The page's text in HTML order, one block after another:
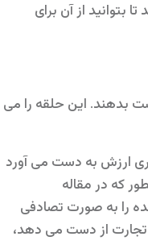
بتوانید از آن برای
بدهند. این حلقه را می
ارزش به دست می آورد
که در مقاله
را به صورت تصادفی
تجارت از دست می دهد،